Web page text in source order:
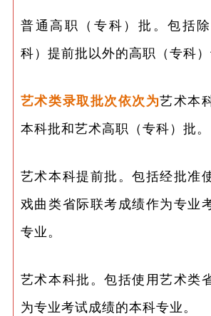
普通高职（专科）批。包括
科）提前批以外的高职（专科）
艺术类录取批次依次为艺术本
本科批和艺术高职（专科）批。
艺术本科提前批。包括经批准
戏曲类省际联考成绩作为专业
专业。
艺术本科批。包括使用艺术类
为专业考试成绩的本科专业。